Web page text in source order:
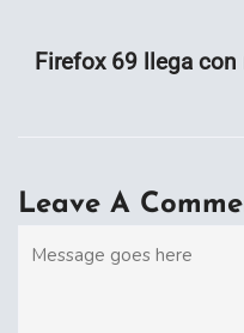
Firefox 69 llega
Leave A